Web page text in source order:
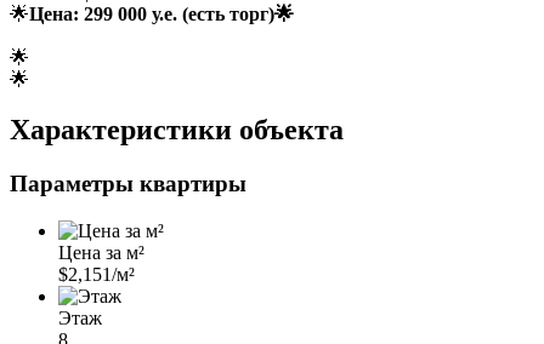
🌟Цена: 299 000 у.е. (есть торг)🌟
🌟
🌟
Характеристики объекта
Параметры квартиры
Цена за м²
$2,151/м²
Этаж
8